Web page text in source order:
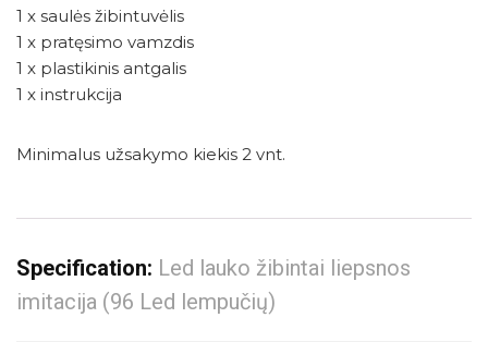
1 x saulės žibintuvėlis
1 x pratęsimo vamzdis
1 x plastikinis antgalis
1 x instrukcija
Minimalus užsakymo kiekis 2 vnt.
Specification: Led lauko žibintai liepsnos
imitacija (96 Led lempučių)